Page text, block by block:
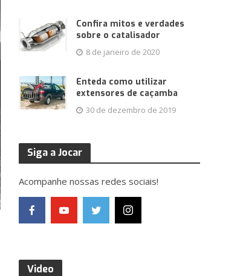
Confira mitos e verdades
sobre o catalisador
8 de janeiro de 2020
Enteda como utilizar
extensores de caçamba
30 de dezembro de 2019
Siga a Jocar
Acompanhe nossas redes sociais!
Video